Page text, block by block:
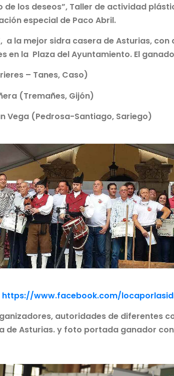
de los deseos”, Taller de actividad
especial de Paco Abril.
a la mejor sidra casera de Asturias,
en la Plaza del Ayuntamiento. El
– Tanes, Caso)
(Tremañes, Gijón)
Vega (Pedrosa-Santiago, Sariego)
https://www.facebook.com/
autoridades de diferentes
de Asturias. y foto portada ganador